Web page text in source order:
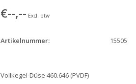
€--,-- Excl. btw
Artikelnummer: 15505
Vollkegel-Düse 460.646 (PVDF)